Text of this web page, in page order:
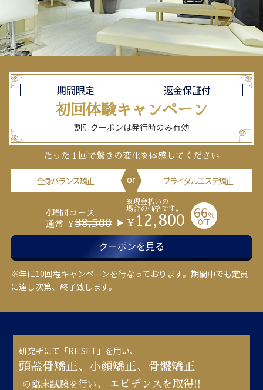
期間限定 返金保証付
初回体験キャンペーン
割引クーポンは発行時のみ有効
たった１回で驚きの変化を体感してください
全身バランス矯正 ブライダルエステ矯正
4時間コース
通常 ￥38,500
※現金払いの
場合の価格です。
￥ 12,800 66％
OFF
クーポンを見る
※年に10回程キャンペーンを行なっております。期間中でも定員
に達し次第、終了致します。
研究所にて「RE:SET」を用い、
頭蓋骨矯正、小顔矯正、骨盤矯正
の臨床試験を行い、 エビデンスを取得!!